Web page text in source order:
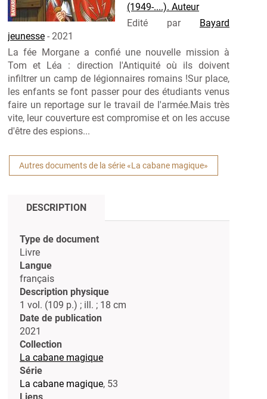
(1949-....). Auteur
Edité par Bayard
jeunesse - 2021
La fée Morgane a confié une nouvelle mission à
Tom et Léa : direction l'Antiquité où ils doivent
infiltrer un camp de légionnaires romains !Sur place,
les enfants se font passer pour des étudiants venus
faire un reportage sur le travail de l'armée.Mais très
vite, leur couverture est compromise et on les accuse
d'être des espions...
Autres documents de la série «La cabane magique»
DESCRIPTION
Type de document
Livre
Langue
français
Description physique
1 vol. (109 p.) ; ill. ; 18 cm
Date de publication
2021
Collection
La cabane magique
Série
La cabane magique, 53